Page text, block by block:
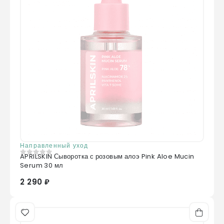
Направленный уход
0из 5
APRILSKIN Сыворотка с розовым алоэ Pink Aloe Mucin
Serum 30 мл
2 290 ₽